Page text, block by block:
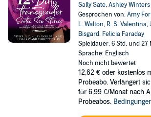
Sally Sate,Ashley Winters
Gesprochen von:Amy
L. Walton, R. S. Valentina,
Bisgard, Felicia Faraday
Spieldauer: 6 Std. und 27
Sprache: Englisch
Noch nicht bewertet
12,62 € oder kostenlos
Probeabo. Verlängert
für 6,99 €/Monat nach
Probeabos.